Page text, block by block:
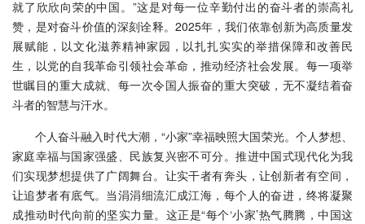
就了欣欣向荣的中国。”这是对每一位辛勤付出的奋斗者的崇高礼
赞，是对奋斗价值的深刻诠释。2025年，我们依靠创新为高质量发
展赋能，以文化滋养精神家园，以扎扎实实的举措保障和改善民
生，以党的自我革命引领社会革命，推动经济社会发展。每一项举
世瞩目的重大成就、每一次令国人振奋的重大突破，无不凝结着奋
斗者的智慧与汗水。
个人奋斗融入时代大潮，“小家”幸福映照大国荣光。个人梦想、
家庭幸福与国家强盛、民族复兴密不可分。推进中国式现代化为我
们实现梦想提供了广阔舞台。让实干者有奔头，让创新者有空间，
让追梦者有底气。当涓涓细流汇成江海，每个人的奋进，终将凝聚
成推动时代向前的坚实力量。这正是“每个‘小家’热气腾腾，中国这